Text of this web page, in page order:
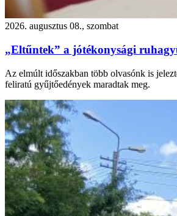
2026. augusztus 08., szombat
„Eltűntek” a jótékonysági
Az elmúlt időszakban több olvasónk is
feliratú gyűjtőedények maradtak meg.